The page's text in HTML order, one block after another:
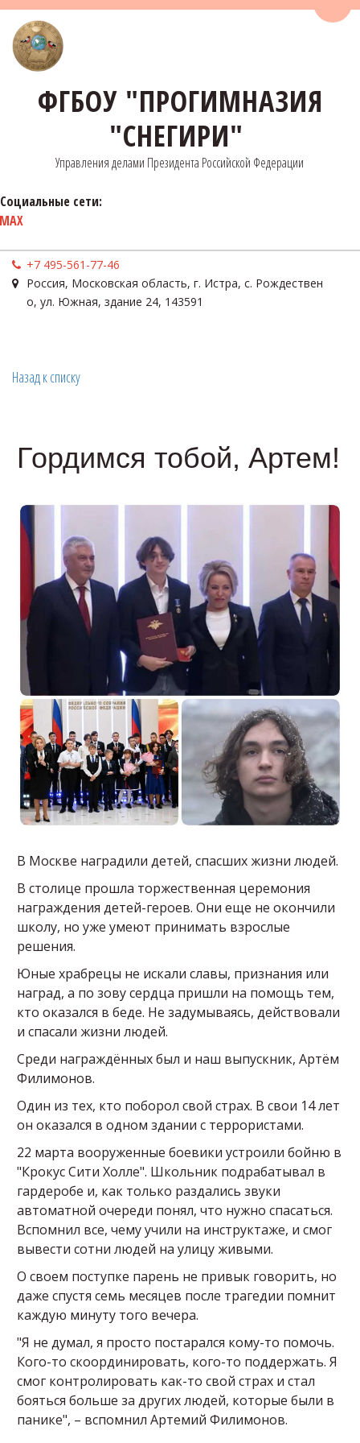
ФГБОУ "ПРОГИМНАЗИЯ
"СНЕГИРИ"
Управления делами Президента Российской Федерации
Социальные сети:
MAX
+7 495-561-77-46
Россия, Московская область, г. Истра, с. Рождествен
о, ул. Южная, здание 24, 143591
Назад к списку
Гордимся тобой, Артем!
В Москве наградили детей, спасших жизни людей.
В столице прошла торжественная церемония
награждения детей-героев. Они еще не окончили
школу, но уже умеют принимать взрослые
решения.
Юные храбрецы не искали славы, признания или
наград, а по зову сердца пришли на помощь тем,
кто оказался в беде. Не задумываясь, действовали
и спасали жизни людей.
Среди награждённых был и наш выпускник, Артём
Филимонов.
Один из тех, кто поборол свой страх. В свои 14 лет
он оказался в одном здании с террористами.
22 марта вооруженные боевики устроили бойню в
"Крокус Сити Холле". Школьник подрабатывал в
гардеробе и, как только раздались звуки
автоматной очереди понял, что нужно спасаться.
Вспомнил все, чему учили на инструктаже, и смог
вывести сотни людей на улицу живыми.
О своем поступке парень не привык говорить, но
даже спустя семь месяцев после трагедии помнит
каждую минуту того вечера.
"Я не думал, я просто постарался кому-то помочь.
Кого-то скоординировать, кого-то поддержать. Я
смог контролировать как-то свой страх и стал
бояться больше за других людей, которые были в
панике", – вспомнил Артемий Филимонов.